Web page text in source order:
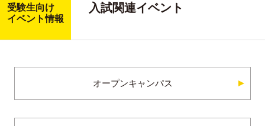
受験生向け
イベント情報
入試関連イベント
オープンキャンパス